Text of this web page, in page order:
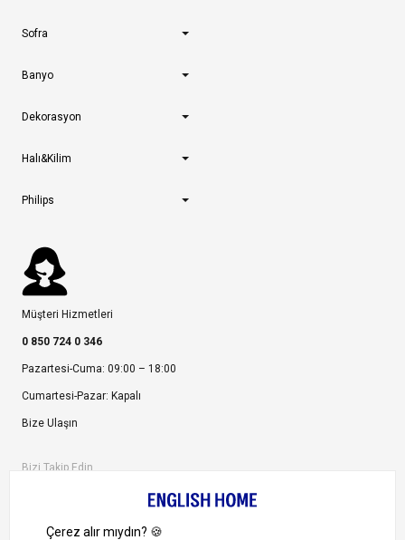
Sofra
Banyo
Dekorasyon
Halı&Kilim
Philips
Müşteri Hizmetleri
0 850 724 0 346
Pazartesi-Cuma: 09:00 – 18:00
Cumartesi-Pazar: Kapalı
Bize Ulaşın
Bizi Takip Edin